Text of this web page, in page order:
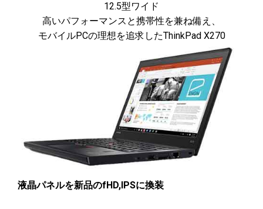
12.5型ワイド
高いパフォーマンスと携帯性を兼ね備え、
モバイルPCの理想を追求したThinkPad X270
液晶パネルを新品のfHD,IPSに換装